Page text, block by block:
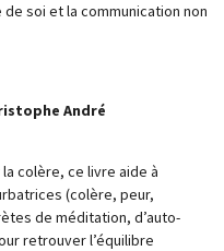
soi et la communication non
André
colère, ce livre aide à
(colère, peur,
de méditation, d’auto-
retrouver l’équilibre